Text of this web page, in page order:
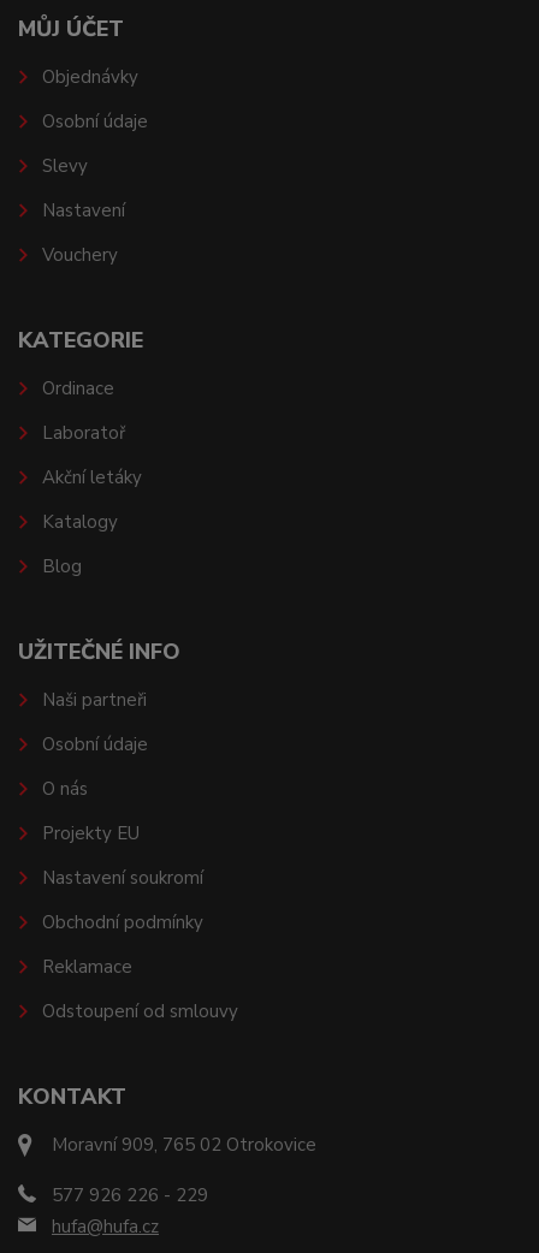
KONTAKT
Moravní 909, 765 02 Otrokovice
577 926 226 - 229
hufa@hufa.cz
MŮJ ÚČET
Objednávky
Osobní údaje
Slevy
Nastavení
Vouchery
KATEGORIE
Ordinace
Laboratoř
Akční letáky
Katalogy
Blog
UŽITEČNÉ INFO
Naši partneři
Osobní údaje
O nás
Projekty EU
Nastavení soukromí
Obchodní podmínky
Reklamace
Odstoupení od smlouvy